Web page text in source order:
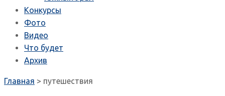
Конкурсы
Фото
Видео
Что будет
Архив
Главная > путешествия